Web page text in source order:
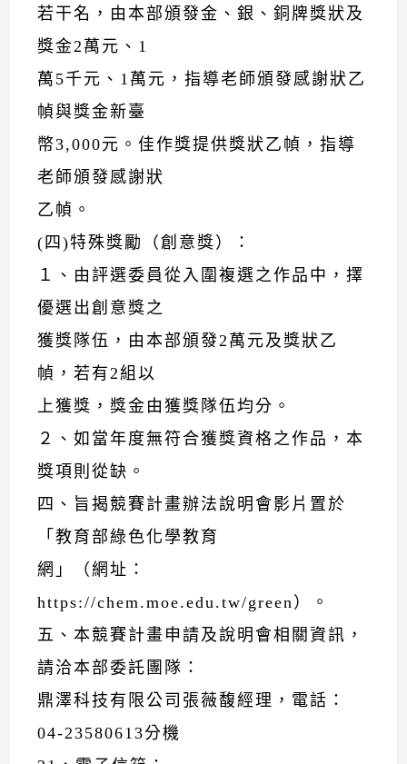
若干名，由本部頒發金、銀、銅牌獎狀及
獎金2萬元、1
萬5千元、1萬元，指導老師頒發感謝狀乙
幀與獎金新臺
幣3,000元。佳作獎提供獎狀乙幀，指導
老師頒發感謝狀
乙幀。
(四)特殊獎勵（創意獎）：
１、由評選委員從入圍複選之作品中，擇
優選出創意獎之
獲獎隊伍，由本部頒發2萬元及獎狀乙
幀，若有2組以
上獲獎，獎金由獲獎隊伍均分。
２、如當年度無符合獲獎資格之作品，本
獎項則從缺。
四、旨揭競賽計畫辦法說明會影片置於
「教育部綠色化學教育
網」（網址：
https://chem.moe.edu.tw/green）。
五、本競賽計畫申請及說明會相關資訊，
請洽本部委託團隊：
鼎澤科技有限公司張薇馥經理，電話：
04-23580613分機